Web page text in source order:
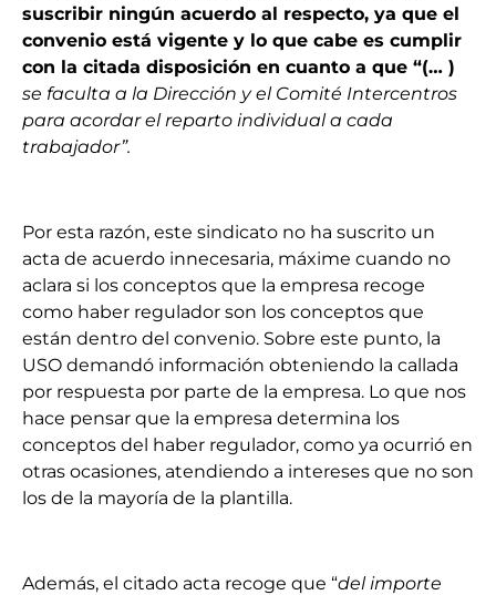
suscribir ningún acuerdo al respecto, ya que el
convenio está vigente y lo que cabe es cumplir
con la citada disposición en cuanto a que “(… )
se faculta a la Dirección y el Comité Intercentros
para acordar el reparto individual a cada
trabajador”.
Por esta razón, este sindicato no ha suscrito un
acta de acuerdo innecesaria, máxime cuando no
aclara si los conceptos que la empresa recoge
como haber regulador son los conceptos que
están dentro del convenio. Sobre este punto, la
USO demandó información obteniendo la callada
por respuesta por parte de la empresa. Lo que nos
hace pensar que la empresa determina los
conceptos del haber regulador, como ya ocurrió en
otras ocasiones, atendiendo a intereses que no son
los de la mayoría de la plantilla.
Además, el citado acta recoge que “del importe